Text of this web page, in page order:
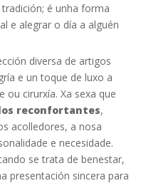
é unha forma
e alegrar o día a alguén
diversa de artigos
e un toque de luxo a
ou cirurxía. Xa sexa que
reconfortantes,
acolledores, a nosa
e necesidade.
se trata de benestar,
presentación sincera para